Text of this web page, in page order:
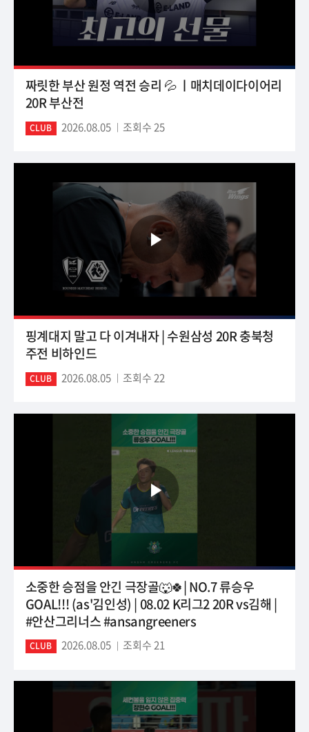
짜릿한 부산 원정 역전 승리 💦 ㅣ매치데이다이어리
20R 부산전
CLUB 2026.08.05 조회수 25
핑계대지 말고 다 이겨내자 | 수원삼성 20R 충북청
주전 비하인드
CLUB 2026.08.05 조회수 22
소중한 승점을 안긴 극장골🐺🍀| NO.7 류승우
GOAL!!! (as'김인성) | 08.02 K리그2 20R vs김해 |
#안산그리너스 #ansangreeners
CLUB 2026.08.05 조회수 21